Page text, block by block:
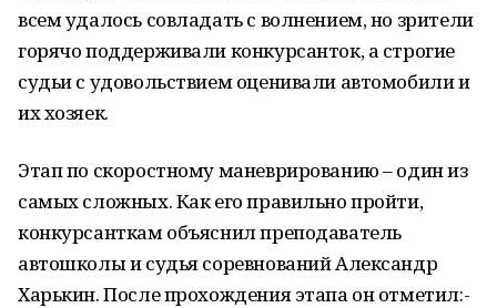
всем удалось совладать с волнением, но зрители
горячо поддерживали конкурсанток, а строгие
судьи с удовольствием оценивали автомобили и
их хозяек.
Этап по скоростному маневрированию – один из
самых сложных. Как его правильно пройти,
конкурсанткам объяснил преподаватель
автошколы и судья соревнований Александр
Харькин. После прохождения этапа он отметил:-